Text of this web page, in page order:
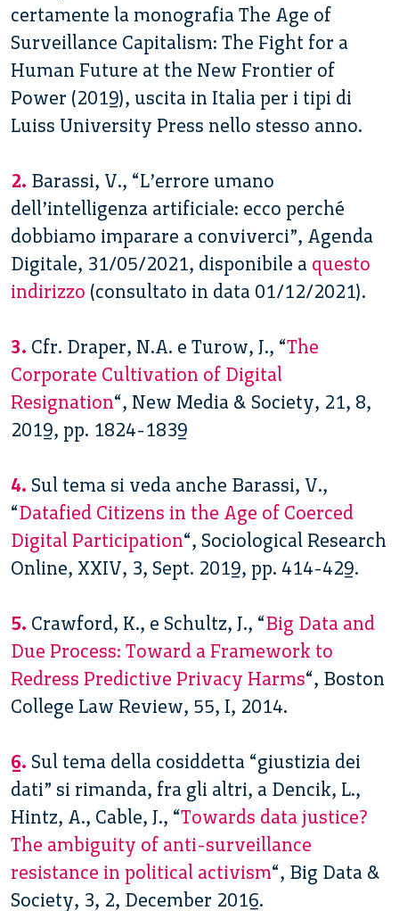
certamente la monografia The Age of
Surveillance Capitalism: The Fight for a
Human Future at the New Frontier of
Power (2019), uscita in Italia per i tipi di
Luiss University Press nello stesso anno.
2. Barassi, V., “L’errore umano
dell’intelligenza artificiale: ecco perché
dobbiamo imparare a conviverci”, Agenda
Digitale, 31/05/2021, disponibile a questo
indirizzo (consultato in data 01/12/2021).
3. Cfr. Draper, N.A. e Turow, J., “The
Corporate Cultivation of Digital
Resignation“, New Media & Society, 21, 8,
2019, pp. 1824-1839
4. Sul tema si veda anche Barassi, V.,
“Datafied Citizens in the Age of Coerced
Digital Participation“, Sociological Research
Online, XXIV, 3, Sept. 2019, pp. 414-429.
5. Crawford, K., e Schultz, J., “Big Data and
Due Process: Toward a Framework to
Redress Predictive Privacy Harms“, Boston
College Law Review, 55, I, 2014.
6. Sul tema della cosiddetta “giustizia dei
dati” si rimanda, fra gli altri, a Dencik, L.,
Hintz, A., Cable, J., “Towards data justice?
The ambiguity of anti-surveillance
resistance in political activism“, Big Data &
Society, 3, 2, December 2016.